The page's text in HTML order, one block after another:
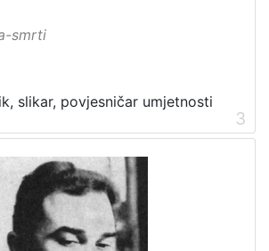
smrti
slikar, povjesničar umjetnosti
3